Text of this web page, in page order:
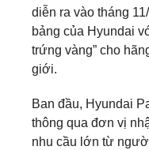
diễn ra vào tháng
bảng của Hyundai
trứng vàng” cho
giới.
Ban đầu, Hyundai
thông qua đơn vị
nhu cầu lớn từ